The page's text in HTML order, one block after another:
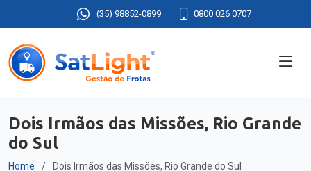
(35) 98852-0899 0800 026 0707
Dois Irmãos das Missões, Rio Grande
do Sul
Home Dois Irmãos das Missões, Rio Grande do Sul